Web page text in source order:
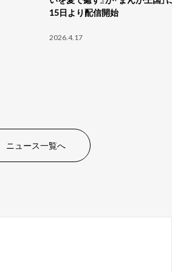
15日より配信開始
2026.4.17
ニュース一覧へ